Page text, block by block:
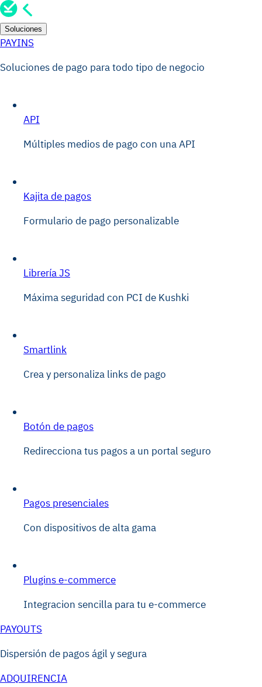
Soluciones
PAYINS
Soluciones de pago para todo tipo de negocio
API
Múltiples medios de pago con una API
Kajita de pagos
Formulario de pago personalizable
Librería JS
Máxima seguridad con PCI de Kushki
Smartlink
Crea y personaliza links de pago
Botón de pagos
Redirecciona tus pagos a un portal seguro
Pagos presenciales
Con dispositivos de alta gama
Plugins e-commerce
Integracion sencilla para tu e-commerce
PAYOUTS
Dispersión de pagos ágil y segura
ADQUIRENCIA